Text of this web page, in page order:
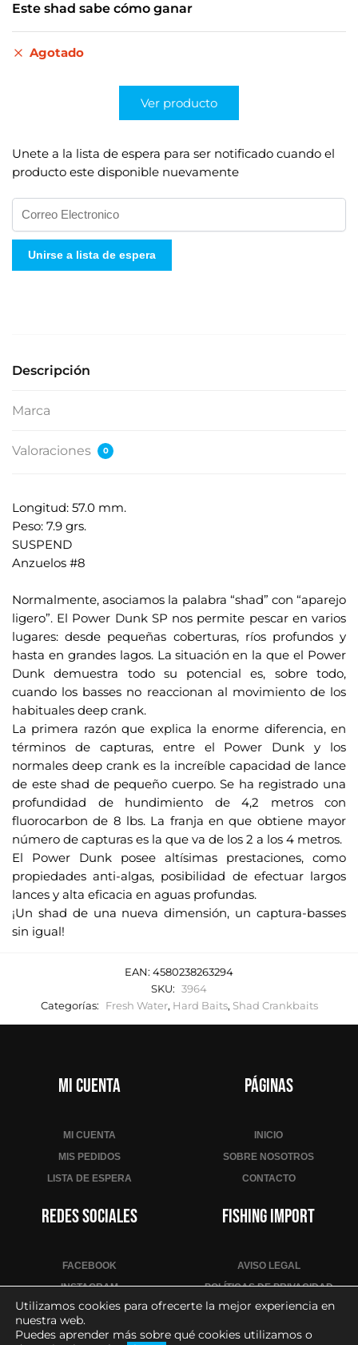
Este shad sabe cómo ganar
Agotado
Ver producto
Unete a la lista de espera para ser notificado cuando el
producto este disponible nuevamente
n
g
d
r
c
ó
n
d
e
o
r
r
e
o
e
l
e
c
t
r
ó
n
i
c
o
p
a
e
e
s
p
Unirse a lista de espera
Descripción
Marca
Valoraciones 0
Longitud: 57.0 mm.
Peso: 7.9 grs.
SUSPEND
Anzuelos #8
Normalmente, asociamos la palabra “shad” con “aparejo
ligero”. El Power Dunk SP nos permite pescar en varios
lugares: desde pequeñas coberturas, ríos profundos y
hasta en grandes lagos. La situación en la que el Power
Dunk demuestra todo su potencial es, sobre todo,
cuando los basses no reaccionan al movimiento de los
habituales deep crank.
La primera razón que explica la enorme diferencia, en
términos de capturas, entre el Power Dunk y los
normales deep crank es la increíble capacidad de lance
de este shad de pequeño cuerpo. Se ha registrado una
profundidad de hundimiento de 4,2 metros con
fluorocarbon de 8 lbs. La franja en que obtiene mayor
número de capturas es la que va de los 2 a los 4 metros.
El Power Dunk posee altísimas prestaciones, como
propiedades anti-algas, posibilidad de efectuar largos
lances y alta eficacia en aguas profundas.
¡Un shad de una nueva dimensión, un captura-basses
sin igual!
EAN: 4580238263294
SKU: 3964
Categorías:
Fresh Water, Hard Baits, Shad Crankbaits
Mi cuenta
MI CUENTA
MIS PEDIDOS
LISTA DE ESPERA
Páginas
INICIO
SOBRE NOSOTROS
CONTACTO
Redes sociales
FACEBOOK
INSTAGRAM
YOUTUBE
Fishing Import
AVISO LEGAL
POLÍTICAS DE PRIVACIDAD
POLÍTICA DE COOKIES
CONDICIONES DE VENTA
Utilizamos cookies para ofrecerte la mejor experiencia en
nuestra web.
Puedes aprender más sobre qué cookies utilizamos o